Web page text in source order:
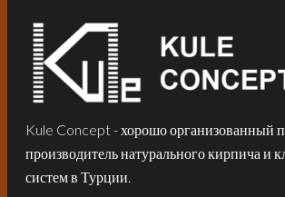
Kule Concept - хорошо организованный
производитель натурального кирпича и
систем в Турции.